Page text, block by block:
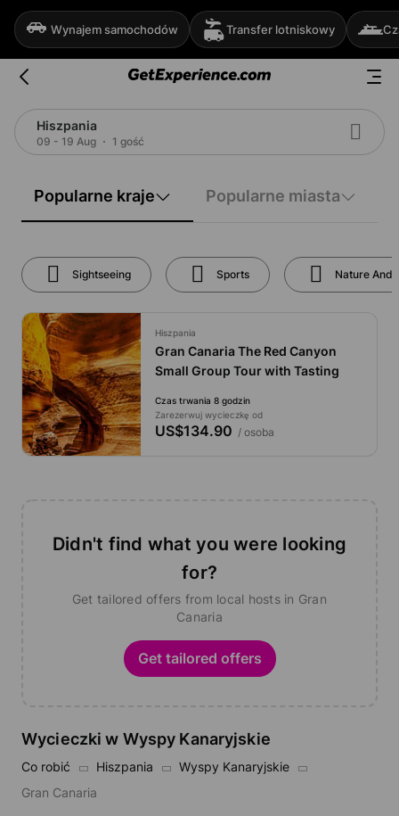
Wynajem samochodów Transfer lotniskowy
Hiszpania
09 - 19 Aug 1 gość
Popularne kraje Popularne miasta
Sightseeing Sports Nature And
Hiszpania
Gran Canaria The Red Canyon
Small Group Tour with Tasting
Czas trwania 8 godzin
Zarezerwuj wycieczkę od
US$134.90 / osoba
Didn't find what you were looking
for?
Get tailored offers from local hosts in Gran
Canaria
Get tailored offers
Wycieczki w Wyspy Kanaryjskie
Co robić Hiszpania
Wyspy Kanaryjskie
Gran Canaria